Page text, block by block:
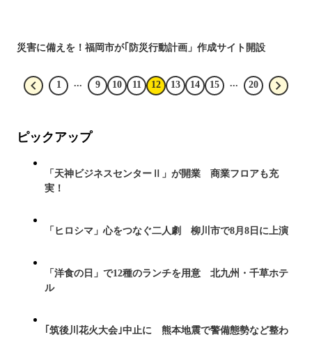
災害に備えを！福岡市が｢防災行動計画」作成サイト開設
1 ... 9 10 11 12 13 14 15 ... 20
ピックアップ
「天神ビジネスセンターⅡ」が開業 商業フロアも充
実！
「ヒロシマ」心をつなぐ二人劇 柳川市で8月8日に上演
「洋食の日」で12種のランチを用意 北九州・千草ホテ
ル
｢筑後川花火大会｣中止に 熊本地震で警備態勢など整わ